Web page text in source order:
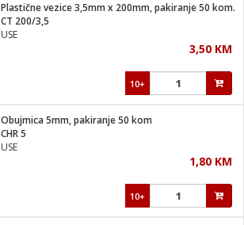
Plastične vezice 3,5mm x 200mm, pakiranje 50 kom.
CT 200/3,5
USE
3,50 KM
10+
Obujmica 5mm, pakiranje 50 kom
CHR 5
USE
1,80 KM
10+